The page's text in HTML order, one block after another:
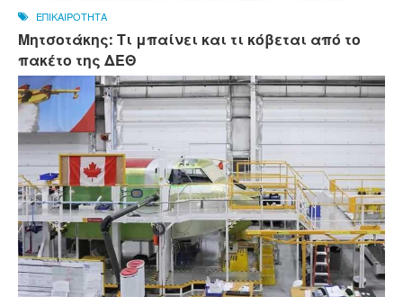
ΕΠΙΚΑΙΡΟΤΗΤΑ
Μητσοτάκης: Τι μπαίνει και τι κόβεται από το
πακέτο της ΔΕΘ